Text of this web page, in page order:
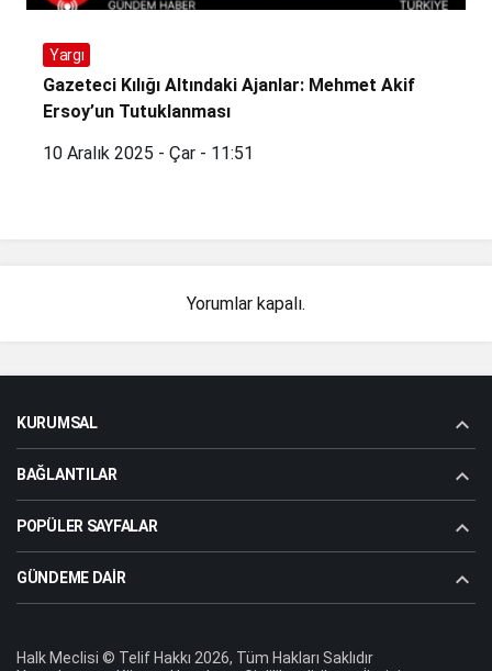
Yargı
Gazeteci Kılığı Altındaki Ajanlar: Mehmet Akif
Ersoy’un Tutuklanması
10 Aralık 2025 - Çar - 11:51
Yorumlar kapalı.
KURUMSAL
BAĞLANTILAR
POPÜLER SAYFALAR
GÜNDEME DAIR
Halk Meclisi © Telif Hakkı 2026, Tüm Hakları Saklıdır